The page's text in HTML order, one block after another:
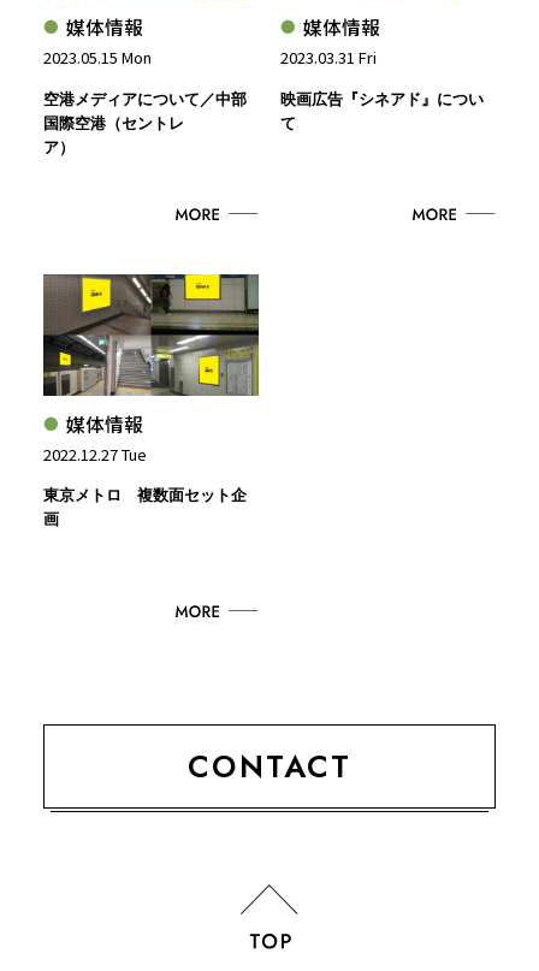
媒体情報
2023.05.15 Mon
空港メディアについて／中部
国際空港（セントレ
ア）
媒体情報
2023.03.31 Fri
映画広告『シネアド』につい
て
媒体情報
2022.12.27 Tue
東京メトロ 複数面セット企
画
CONTACT